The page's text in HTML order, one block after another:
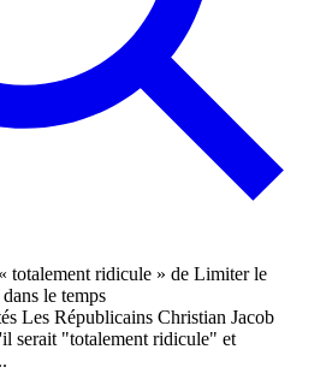
Les Républicains Christian Jacob
serait "totalement ridicule" et